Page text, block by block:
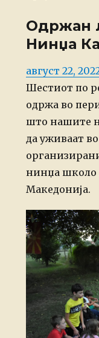
Одржан
Нинџа
Posted
on
август 22,
Шестиот по
одржа во
што нашите
да уживаат
нинџа школо
Македонија.